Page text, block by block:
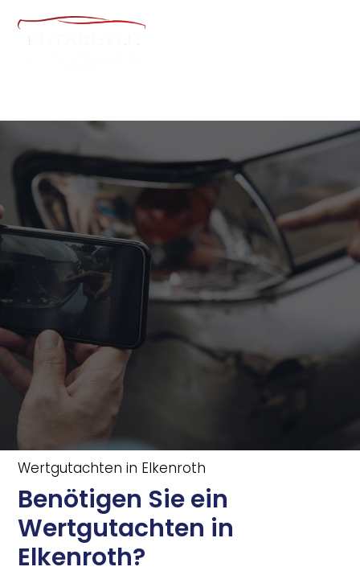
Wertgutachten in Elkenroth
Benötigen Sie ein
Wertgutachten in
Elkenroth?